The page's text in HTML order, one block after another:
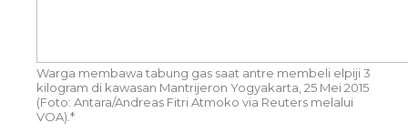
Warga membawa tabung gas saat antre membeli elpiji 3
kilogram di kawasan Mantrijeron Yogyakarta, 25 Mei 2015
(Foto: Antara/Andreas Fitri Atmoko via Reuters melalui
VOA).*